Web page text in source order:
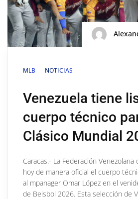
MLB NOTICIAS
Venezuela tiene
cuerpo técnico
Clásico Mundial
Caracas.- La Federación
hoy de manera oficial el cuerpo
al mpanager Omar López en el
de Beisbol 2026. Esta selección de